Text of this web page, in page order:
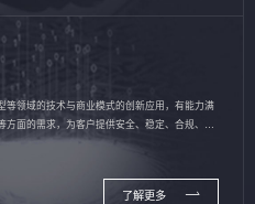
等领域的技术与商业模式的创新应用，有能力满
方面的需求，为客户提供安全、稳定、合规、持
了解更多